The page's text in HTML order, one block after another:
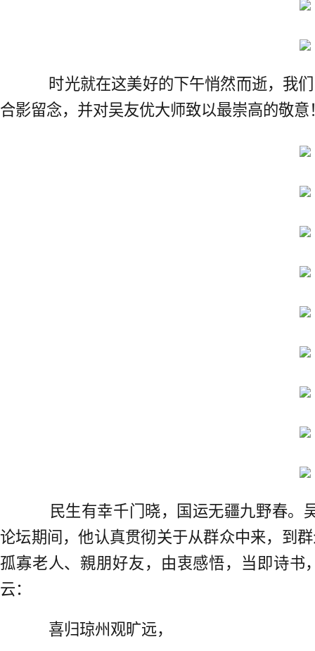
时光就在这美好的下午悄然而逝，我
合影留念，并对吴友优大师致以最崇高的敬意
民生有幸千门晓，国运无疆九野春。
论坛期间，他认真贯彻关于从群众中来，到
孤寡老人、親朋好友，由衷感悟，当即诗
云：
喜归琼州观旷远，